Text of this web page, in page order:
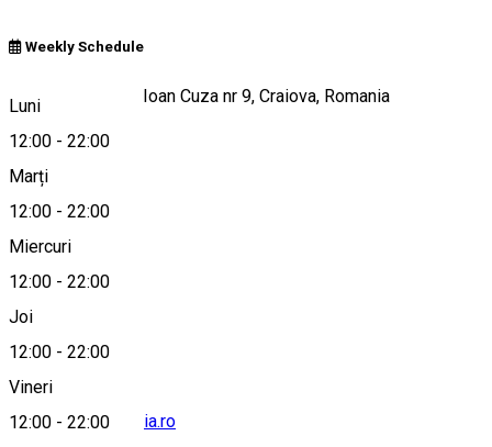
Weekly Schedule
Luni
12:00 - 22:00
Marți
12:00 - 22:00
Miercuri
12:00 - 22:00
Joi
12:00 - 22:00
Vineri
12:00 - 22:00
Strada Alexandru Ioan Cuza nr 9, Craiova, Romania
Hartă
craiova@cannoleria.ro